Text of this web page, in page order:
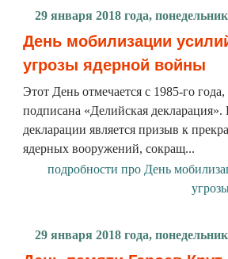
29 января 2018 года, понедельник
День мобилизации
угрозы ядерной войны
Этот День отмечается с 1985-го года,
подписана «Делийская
декларации является призыв к
ядерных вооружений, сокращ...
подробности про День
29 января 2018 года, понедельник